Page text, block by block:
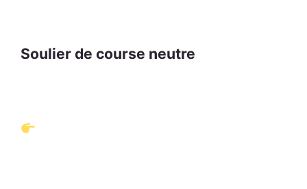
Soulier de course neutre